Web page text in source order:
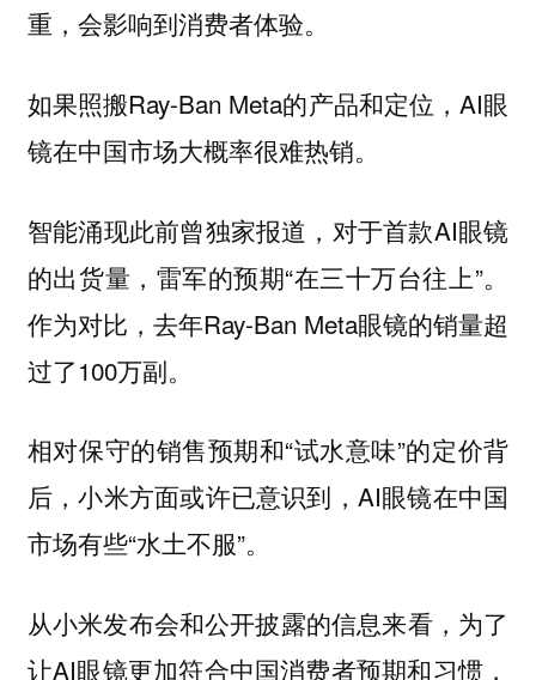
重，会影响到消费者体验。
如果照搬Ray-Ban Meta的产品和定位，AI眼
镜在中国市场大概率很难热销。
智能涌现此前曾独家报道，对于首款AI眼镜
的出货量，雷军的预期“在三十万台往上”。
作为对比，去年Ray-Ban Meta眼镜的销量超
过了100万副。
相对保守的销售预期和“试水意味”的定价背
后，小米方面或许已意识到，AI眼镜在中国
市场有些“水土不服”。
从小米发布会和公开披露的信息来看，为了
让AI眼镜更加符合中国消费者预期和习惯，